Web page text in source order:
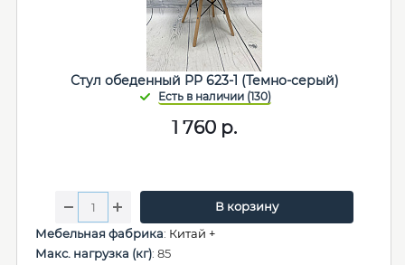
Стул обеденный PP 623-1 (Темно-серый)
1 760 р.
В корзину
Мебельная фабрика: Китай +
Макс. нагрузка (кг): 85